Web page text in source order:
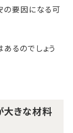
の要因になる可
るのでしょう
大きな材料